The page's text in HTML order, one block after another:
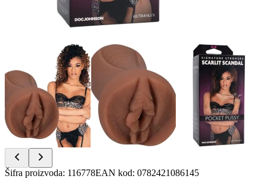
Item
Šifra proizvoda: 116778EAN kod: 0782421086145